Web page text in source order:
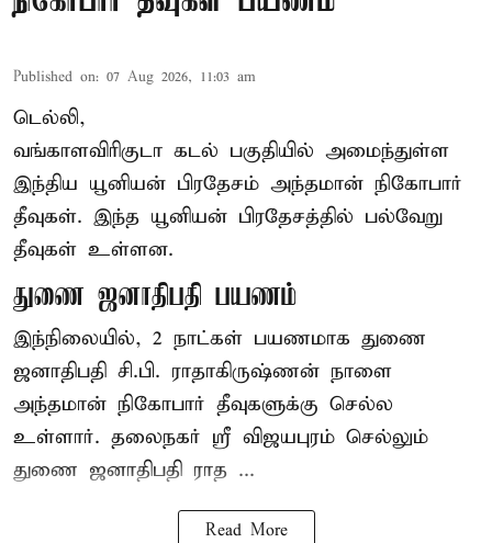
Published on: 07 Aug 2026, 11:03 am
டெல்லி,
வங்காளவிரிகுடா கடல் பகுதியில் அமைந்துள்ள
இந்திய யூனியன் பிரதேசம் அந்தமான் நிகோபார்
தீவுகள். இந்த யூனியன் பிரதேசத்தில் பல்வேறு
தீவுகள் உள்ளன.
துணை ஜனாதிபதி பயணம்
இந்நிலையில், 2 நாட்கள் பயணமாக துணை
ஜனாதிபதி சி.பி. ராதாகிருஷ்ணன் நாளை
அந்தமான் நிகோபார் தீவுகளுக்கு செல்ல
உள்ளார். தலைநகர் ஸ்ரீ விஜயபுரம் செல்லும்
துணை ஜனாதிபதி ராத ...
Read More